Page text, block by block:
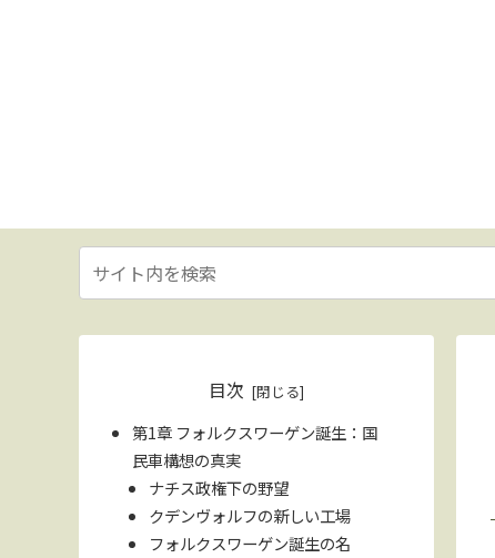
目次
第1章 フォルクスワーゲン誕生：国
民車構想の真実
ナチス政権下の野望
クデンヴォルフの新しい工場
フォルクスワーゲン誕生の名